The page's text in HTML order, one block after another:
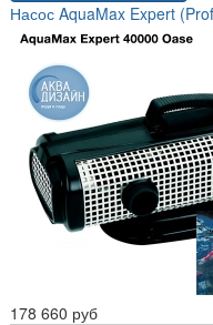
Насос AquaMax Expert
178 660 руб